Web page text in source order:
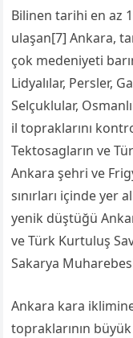
Bilinen tarihi en az
ulaşan[7] Ankara,
çok medeniyeti
Lidyalılar, Persler,
Selçuklular,
il topraklarını
Tektosagların ve
Ankara şehri ve
sınırları içinde yer
yenik düştüğü
ve Türk Kurtuluş
Sakarya Muharebesi
Ankara kara
topraklarının büyük